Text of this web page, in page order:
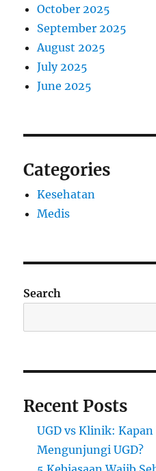
October 2025
September 2025
August 2025
July 2025
June 2025
Categories
Kesehatan
Medis
Search
Recent Posts
UGD vs Klinik:
Mengunjungi UGD?